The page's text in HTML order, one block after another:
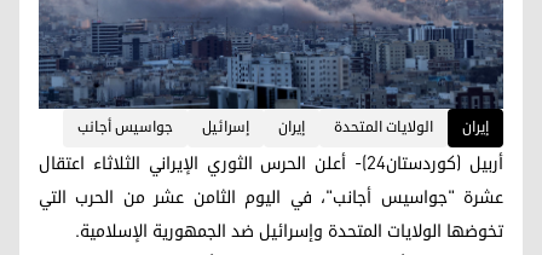
إيران الولايات المتحدة إيران إسرائيل جواسيس أجانب
أربيل (كوردستان24)- أعلن الحرس الثوري الإيراني الثلاثاء اعتقال
عشرة "جواسيس أجانب"، في اليوم الثامن عشر من الحرب التي
تخوضها الولايات المتحدة وإسرائيل ضد الجمهورية الإسلامية.